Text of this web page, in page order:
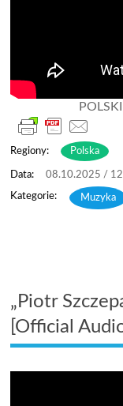
Regiony: Polska
08.10.2025 /
Muzyka
„Piotr
[Official